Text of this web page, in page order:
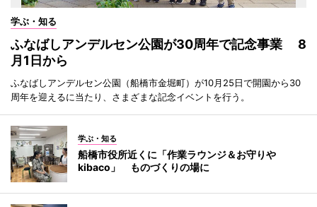
学ぶ・知る
ふなばしアンデルセン公園が30周年で記念事業 8
月1日から
ふなばしアンデルセン公園（船橋市金堀町）が10月25日で開園から30
周年を迎えるに当たり、さまざまな記念イベントを行う。
学ぶ・知る
船橋市役所近くに「作業ラウンジ＆お守りや
kibaco」 ものづくりの場に